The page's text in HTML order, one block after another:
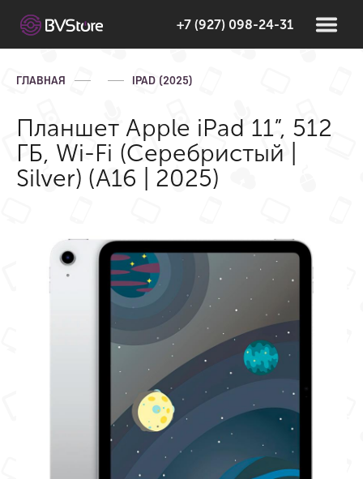
+7 (927) 098-24-31
ГЛАВНАЯ IPAD (2025)
Планшет Apple iPad 11”, 512
ГБ, Wi-Fi (Серебристый |
Silver) (A16 | 2025)